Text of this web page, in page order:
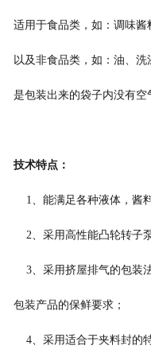
适用于食品类， 如：调味酱
以及非食品类， 如：油 洗
是包装出来的袋子内没有空
技术特点：
1 能满足各种液体，酱
2 采用高性能凸轮转子
3、 采用挤屋排气的包装
包装产品的保鲜要求；
4、 采用适合于夹料封的